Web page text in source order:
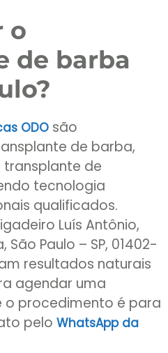
o
de barba
ODO são
de barba,
de
tecnologia
qualificados.
Luís Antônio,
Paulo – SP, 01402-
resultados naturais
agendar uma
o procedimento é para
pelo WhatsApp da